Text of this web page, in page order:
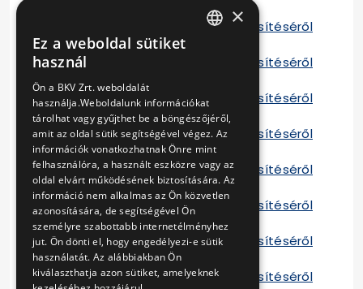
Tájékoztató a szerződés teljesítéséről
2012 F
Tájékoztató a szerződés teljesítéséről
2013 A
Tájékoztató a szerződés teljesítéséről
2013 B
Tájékoztató a szerződés teljesítéséről
2013 C
Tájékoztató a szerződés teljesítéséről
2013 D
Tájékoztató a szerződés teljesítéséről
2013 E
Tájékoztató a szerződés teljesítéséről
2013 F
Tájékoztató a szerződés teljesítéséről
×
Ez a weboldal sütiket
használ
Ön a BKV Zrt. weboldalát
használja.Weboldalunk információkat
tárolhat vagy gyűjthet be a böngészőjéről,
amit az oldal sütik segítségével végez. Az
információk vonatkozhatnak Önre mint
felhasználóra, a használt eszközre vagy az
oldal elvárt működésének biztosítására. Az
információ nem alkalmas az Ön közvetlen
azonosítására, de segítségével Ön
személyre szabottabb internetélményhez
jut. Ön dönti el, hogy engedélyezi-e sütik
használatát. Az alábbiakban Ön
kiválaszthatja azon sütiket, amelyeknek